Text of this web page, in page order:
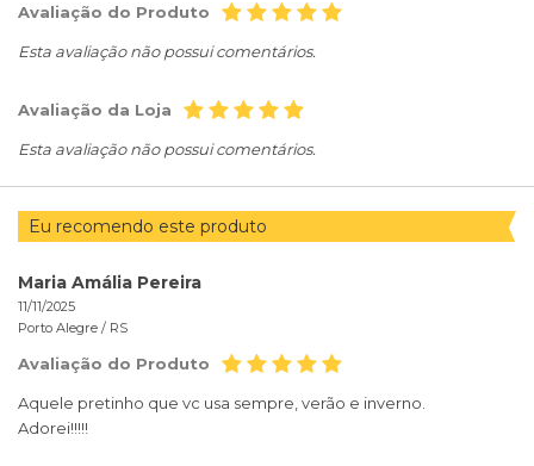
Avaliação do Produto
Esta avaliação não possui comentários.
Avaliação da Loja
Esta avaliação não possui comentários.
Eu recomendo este produto
Maria Amália Pereira
11/11/2025
Porto Alegre / RS
Avaliação do Produto
Aquele pretinho que vc usa sempre, verão e inverno.
Adorei!!!!!